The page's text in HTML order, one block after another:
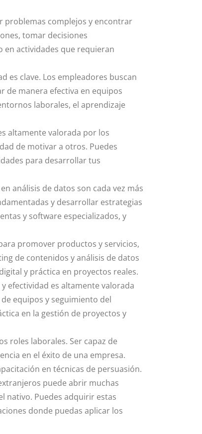
problemas complejos y encontrar
tomar decisiones
en actividades que requieran
es clave. Los empleadores buscan
de manera efectiva en equipos
laborales, el aprendizaje
altamente valorada por los
de motivar a otros. Puedes
para desarrollar tus
análisis de datos son cada vez más
y desarrollar estrategias
y software especializados, y
promover productos y servicios,
de contenidos y análisis de datos
y práctica en proyectos reales.
efectividad es altamente valorada
equipos y seguimiento del
en la gestión de proyectos y
roles laborales. Ser capaz de
en el éxito de una empresa.
en técnicas de persuasión.
puede abrir muchas
nativo. Puedes adquirir estas
donde puedas aplicar los